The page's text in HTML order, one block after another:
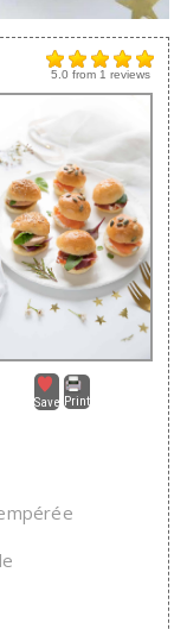
5.0 from 1 reviews
Save Print